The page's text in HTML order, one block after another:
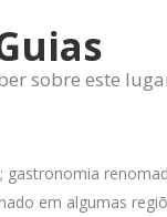
sobre este
em algumas